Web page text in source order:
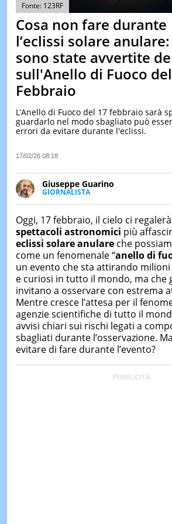
Fonte: 123RF
Cosa non fare durante
l’eclissi solare
sono state avvertite
sull'Anello di Fuoco
Febbraio
L’Anello di Fuoco del 17 febbraio sarà
guardarlo nel modo sbagliato può
errori da evitare durante l'eclissi.
17/02/26 08:18
Giuseppe Guarino
GIORNALISTA
Ph(D) in Diritto Comparato e
particolare sulla Storia
Latina e Spagna. Collabora con
è presidente dell'Associazione
Biblioteca del Sannio".
Oggi, 17 febbraio, il cielo ci
spettacoli astronomici più
eclissi solare anulare che
come un fenomenale “anello di f
un evento che sta attirando
e curiosi in tutto il mondo, ma che
invitano a osservare con estrema
Mentre cresce l’attesa per il
agenzie scientifiche di tutto il
avvisi chiari sui rischi legati a
sbagliati durante l’osservazione.
evitare di fare durante l’evento?